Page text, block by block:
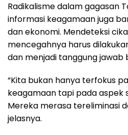
Radikalisme dalam gagasan
informasi keagamaan juga
dan ekonomi. Mendeteksi
mencegahnya harus
dan menjadi tanggung jawab
“Kita bukan hanya terfokus
keagamaan tapi pada aspek
Mereka merasa tereliminasi
jelasnya.